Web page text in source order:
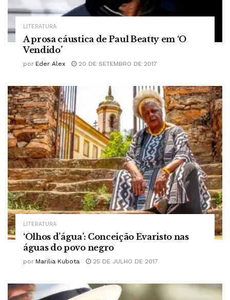
LITERATURA
A prosa cáustica de Paul Beatty em ‘O
Vendido’
por Eder Alex 20 DE SETEMBRO DE 2017
LITERATURA
‘Olhos d’água’: Conceição Evaristo nas
águas do povo negro
por Marilia Kubota 25 DE JULHO DE 2017